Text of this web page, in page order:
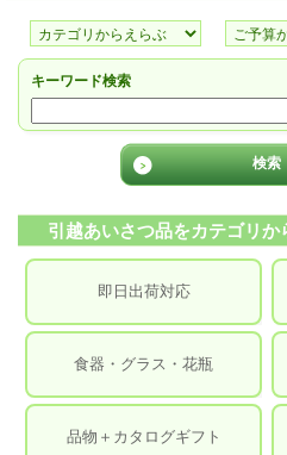
キーワード検索
引越あいさつ品をカテゴリか
即日出荷対応
食器・グラス・花瓶
品物＋カタログギフト